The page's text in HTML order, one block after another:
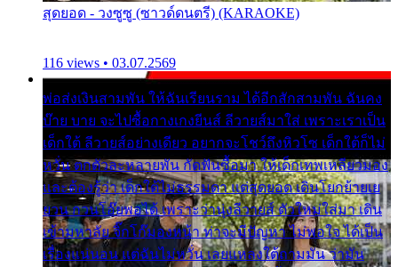
สุดยอด - วงซูซู (ซาวด์ดนตรี) (KARAOKE)
116 views • 03.07.2569
พ่อส่งเงินสามพัน ให้ฉันเรียนราม ได้อีกสักสามพัน ฉันคง
บ๊าย บาย จะไปซื้อกางเกงยีนส์ ลีวายส์มาใส่ เพราะเราเป็น
เด็กใต้ ลีวายส์อย่างเดียว อยากจะโชว์ถึงหิวโซ เด็กใต้ก็ไม่
หวั่น ตกตัวละหลายพัน กัดฟันซื้อมา ให้เด็กเทพเหลียวมอง
และต้องรู้ว่า เด็กใต้ไม่ธรรมดา แต่สุดยอด เดินโยกย้ายเย
ยวน กวนโอ๊ยพอได้ เพราะว่านุ่งลีวายส์ ตัวใหม่ใส่มา เดิน
เข้ามหาลัย จิ๊กโก๊มองหน้า ท่าจะมีปัญหา ไม่พอใจ ได้เป็น
เรื่องแน่นอน แต่ฉันไม่หวั่น เลยแหลงใต้ถามมัน ว่ามัน